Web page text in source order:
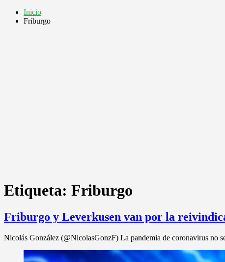
Inicio
Friburgo
Etiqueta: Friburgo
Friburgo y Leverkusen van por la
Nicolás González (@NicolasGonzF) La pandemia de coronavirus no